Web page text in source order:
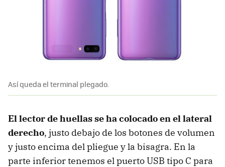
Así queda el terminal plegado.
El lector de huellas se ha colocado en el lateral
derecho, justo debajo de los botones de volumen
y justo encima del pliegue y la bisagra. En la
parte inferior tenemos el puerto USB tipo C para